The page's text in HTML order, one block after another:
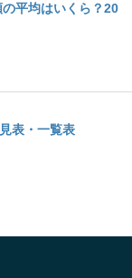
の平均はいくら？20
表・一覧表